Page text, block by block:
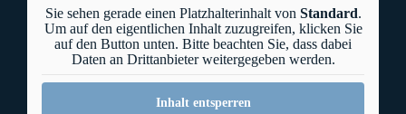
Sie sehen gerade einen Platzhalterinhalt von Standard.
Um auf den eigentlichen Inhalt zuzugreifen, klicken Sie
auf den Button unten. Bitte beachten Sie, dass dabei
Daten an Drittanbieter weitergegeben werden.
Inhalt entsperren